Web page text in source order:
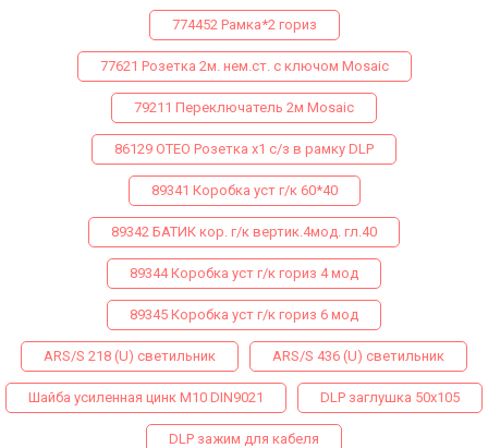
774452 Рамка*2 гориз
77621 Розетка 2м. нем.ст. с ключом Mosaic
79211 Переключатель 2м Mosaic
86129 ОТЕО Розетка х1 с/з в рамку DLP
89341 Коробка уст г/к 60*40
89342 БАТИК кор. г/к вертик.4мод. гл.40
89344 Коробка уст г/к гориз 4 мод
89345 Коробка уст г/к гориз 6 мод
ARS/S 218 (U) светильник ARS/S 436 (U) светильник
Шайба усиленная цинк М10 DIN9021 DLP заглушка 50х105
DLP зажим для кабеля